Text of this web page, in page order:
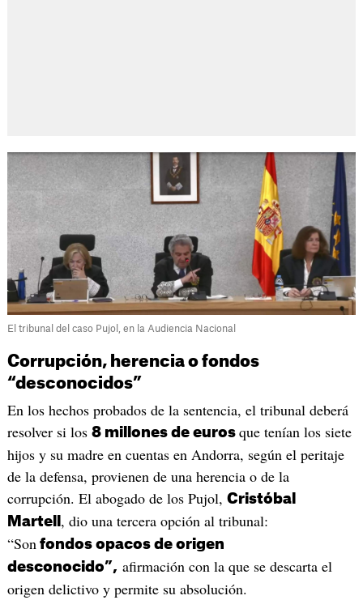
El tribunal del caso Pujol, en la Audiencia Nacional
Corrupción, herencia o fondos
“desconocidos”
En los hechos probados de la sentencia, el tribunal deberá
resolver si los 8 millones de euros que tenían los siete
hijos y su madre en cuentas en Andorra, según el peritaje
de la defensa, provienen de una herencia o de la
corrupción. El abogado de los Pujol, Cristóbal
Martell , dio una tercera opción al tribunal:
“Son fondos opacos de origen
desconocido”, afirmación con la que se descarta el
origen delictivo y permite su absolución.